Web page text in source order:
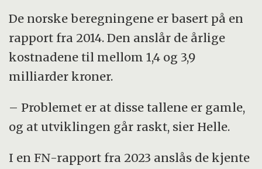
De norske beregningene er basert på en
rapport fra 2014. Den anslår de årlige
kostnadene til mellom 1,4 og 3,9
milliarder kroner.
– Problemet er at disse tallene er gamle,
og at utviklingen går raskt, sier Helle.
I en FN-rapport fra 2023 anslås de kjente